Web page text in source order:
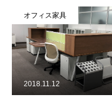
オフィス家具
2018.11.12